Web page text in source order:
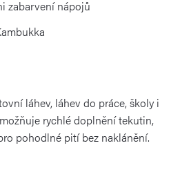
zabarvení nápojů
láhev, láhev do práce, školy i
rychlé doplnění tekutin,
pohodlné pití bez naklánění.